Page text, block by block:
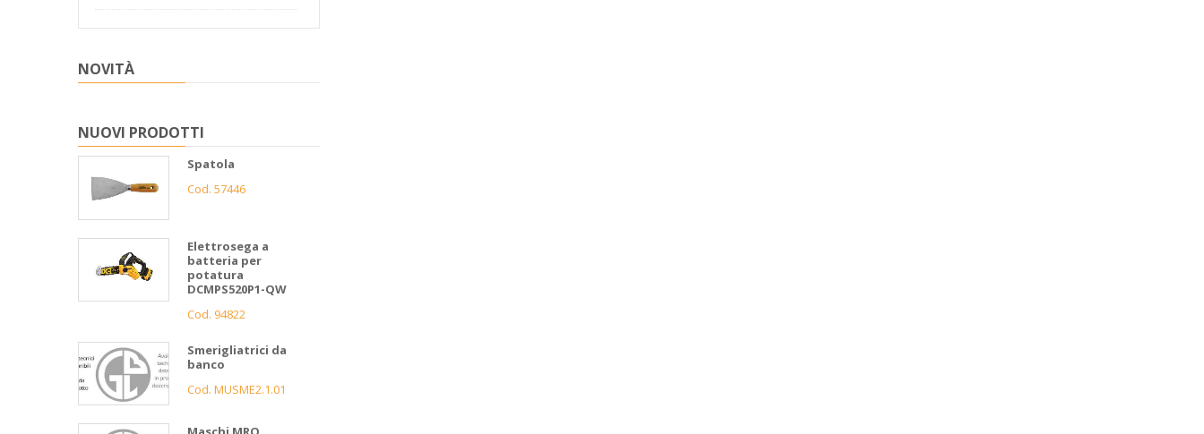
NOVITÀ
NUOVI PRODOTTI
Spatola
Cod. 57446
Elettrosega a
batteria per
potatura
DCMPS520P1-QW
Cod. 94822
Smerigliatrici da
banco
Cod. MUSME2.1.01